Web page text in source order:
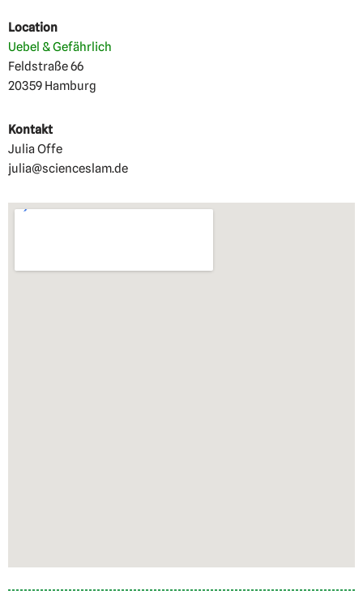
Location
Uebel & Gefährlich
Feldstraße 66
20359 Hamburg
Kontakt
Julia Offe
julia@scienceslam.de